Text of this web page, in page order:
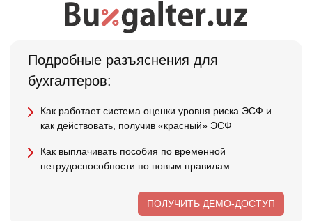
Подробные разъяснения для
бухгалтеров:
Как работает система оценки уровня риска ЭСФ и
как действовать, получив «красный» ЭСФ
Как выплачивать пособия по временной
нетрудоспособности по новым правилам
ПОЛУЧИТЬ ДЕМО-ДОСТУП